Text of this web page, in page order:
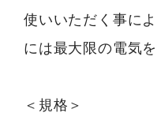
使いいただく事に
には最大限の電気
＜規格＞